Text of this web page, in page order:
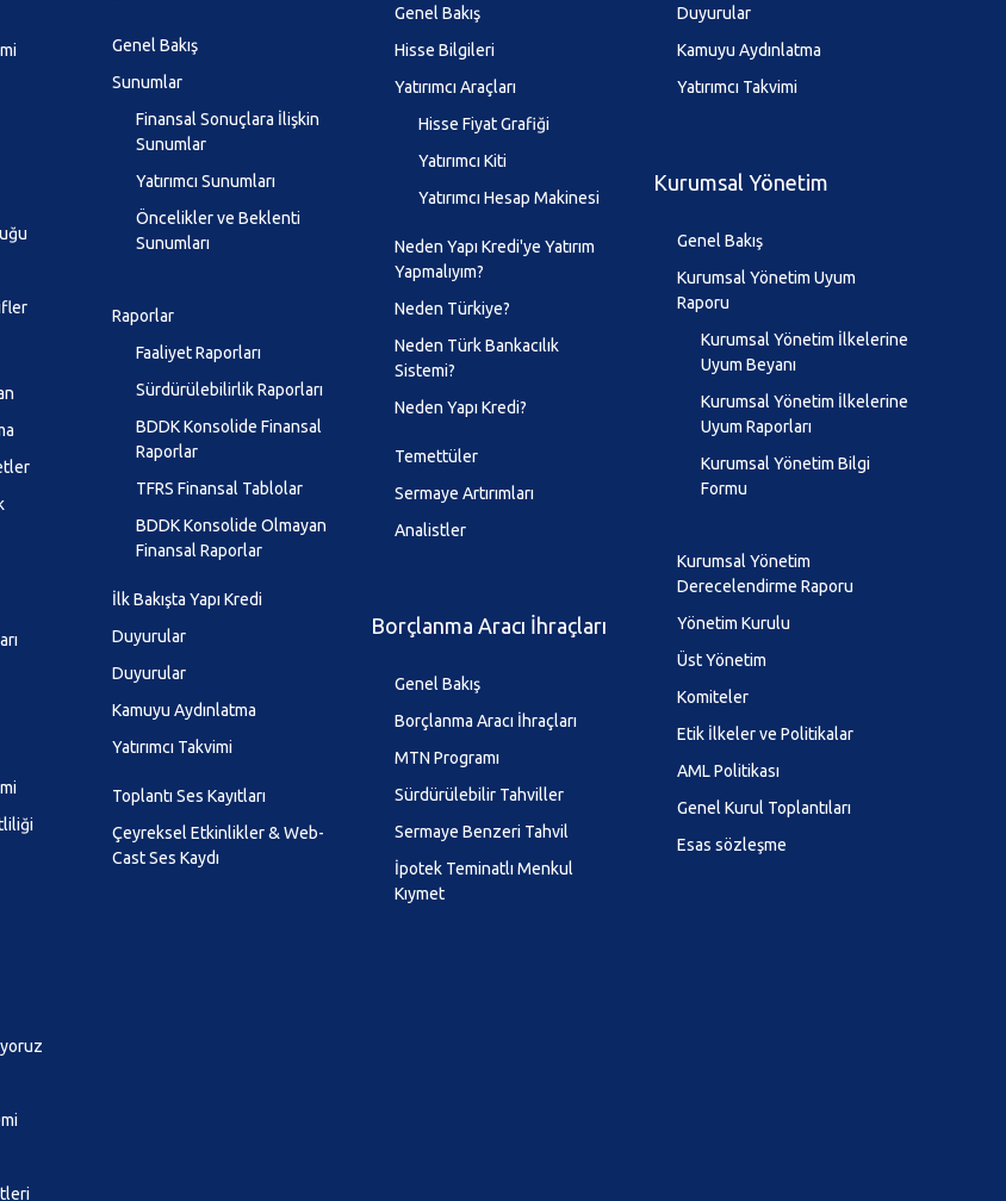
Genel Bakış
Sunumlar
Finansal Sonuçlara İlişkin
Sunumlar
Yatırımcı Sunumları
Öncelikler ve Beklenti
Sunumları
Raporlar
Faaliyet Raporları
Sürdürülebilirlik Raporları
BDDK Konsolide Finansal
Raporlar
TFRS Finansal Tablolar
BDDK Konsolide Olmayan
Finansal Raporlar
İlk Bakışta Yapı Kredi
Duyurular
Duyurular
Kamuyu Aydınlatma
Yatırımcı Takvimi
Toplantı Ses Kayıtları
Çeyreksel Etkinlikler & Web-
Cast Ses Kaydı
Genel Bakış
Hisse Bilgileri
Yatırımcı Araçları
Hisse Fiyat Grafiği
Yatırımcı Kiti
Yatırımcı Hesap Makinesi
Neden Yapı Kredi'ye Yatırım
Yapmalıyım?
Neden Türkiye?
Neden Türk Bankacılık
Sistemi?
Neden Yapı Kredi?
Temettüler
Sermaye Artırımları
Analistler
Borçlanma Aracı İhraçları
Genel Bakış
Borçlanma Aracı İhraçları
MTN Programı
Sürdürülebilir Tahviller
Sermaye Benzeri Tahvil
İpotek Teminatlı Menkul
Kıymet
Duyurular
Kamuyu Aydınlatma
Yatırımcı Takvimi
Kurumsal Yönetim
Genel Bakış
Kurumsal Yönetim Uyum
Raporu
Kurumsal Yönetim İlkelerine
Uyum Beyanı
Kurumsal Yönetim İlkelerine
Uyum Raporları
Kurumsal Yönetim Bilgi
Formu
Kurumsal Yönetim
Derecelendirme Raporu
Yönetim Kurulu
Üst Yönetim
Komiteler
Etik İlkeler ve Politikalar
AML Politikası
Genel Kurul Toplantıları
Esas sözleşme